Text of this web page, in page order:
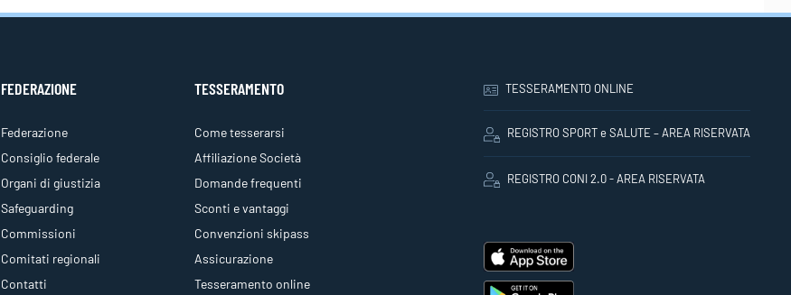
FEDERAZIONE
Federazione
Consiglio federale
Organi di giustizia
Safeguarding
Commissioni
Comitati regionali
Contatti
TESSERAMENTO
Come tesserarsi
Affiliazione Società
Domande frequenti
Sconti e vantaggi
Convenzioni skipass
Assicurazione
Tesseramento online
TESSERAMENTO ONLINE
REGISTRO SPORT e SALUTE – AREA RISERVATA
REGISTRO CONI 2.0 - AREA RISERVATA